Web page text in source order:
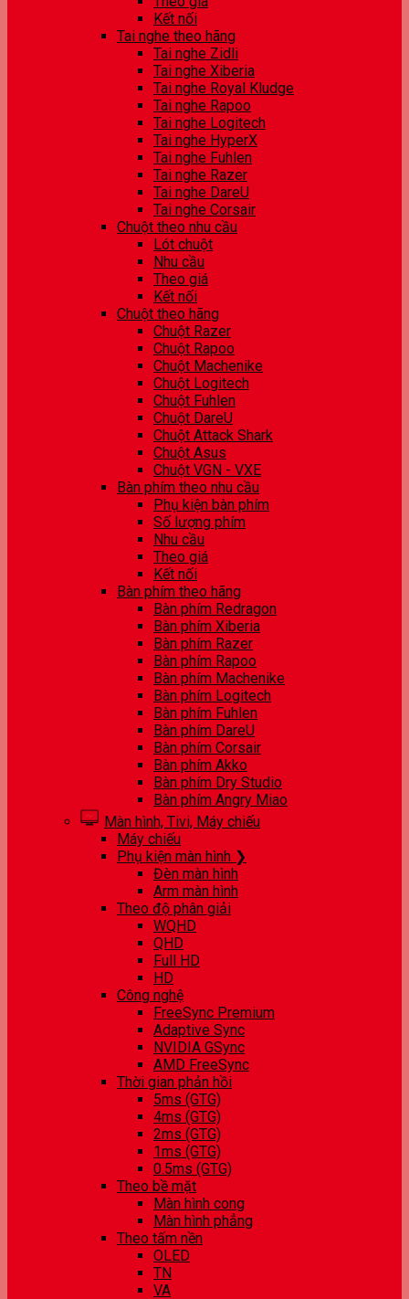
Kết nối
Tai nghe theo hãng
Tai nghe Zidli
Tai nghe Xiberia
Tai nghe Royal Kludge
Tai nghe Rapoo
Tai nghe Logitech
Tai nghe HyperX
Tai nghe Fuhlen
Tai nghe Razer
Tai nghe DareU
Tai nghe Corsair
Chuột theo nhu cầu
Lót chuột
Nhu cầu
Theo giá
Kết nối
Chuột theo hãng
Chuột Razer
Chuột Rapoo
Chuột Machenike
Chuột Logitech
Chuột Fuhlen
Chuột DareU
Chuột Attack Shark
Chuột Asus
Chuột VGN - VXE
Bàn phím theo nhu cầu
Phụ kiện bàn phím
Số lượng phím
Nhu cầu
Theo giá
Kết nối
Bàn phím theo hãng
Bàn phím Redragon
Bàn phím Xiberia
Bàn phím Razer
Bàn phím Rapoo
Bàn phím Machenike
Bàn phím Logitech
Bàn phím Fuhlen
Bàn phím DareU
Bàn phím Corsair
Bàn phím Akko
Bàn phím Dry Studio
Bàn phím Angry Miao
Màn hình, Tivi, Máy chiếu
Máy chiếu
Phụ kiện màn hình ❯
Đèn màn hình
Arm màn hình
Theo độ phân giải
WQHD
QHD
Full HD
HD
Công nghệ
FreeSync Premium
Adaptive Sync
NVIDIA GSync
AMD FreeSync
Thời gian phản hồi
5ms (GTG)
4ms (GTG)
2ms (GTG)
1ms (GTG)
0.5ms (GTG)
Theo bề mặt
Màn hình cong
Màn hình phẳng
Theo tấm nền
OLED
TN
VA